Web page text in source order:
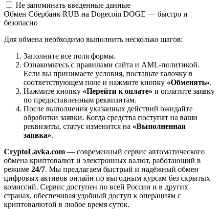
Не запоминать введенные данные
Обмен Сбербанк RUB на Dogecoin DOGE — быстро и
безопасно
Для обмена необходимо выполнить несколько шагов:
Заполните все поля формы.
Ознакомьтесь с правилами сайта и AML-политикой.
Если вы принимаете условия, поставьте галочку в
соответствующем поле и нажмите кнопку «Обменять».
Нажмите кнопку «Перейти к оплате» и оплатите заявку
по предоставленным реквизитам.
После выполнения указанных действий ожидайте
обработки заявки. Когда средства поступят на ваши
реквизиты, статус изменится на «Выполненная
заявка».
CryptoLavka.com — современный сервис автоматического
обмена криптовалют и электронных валют, работающий в
режиме 24/7. Мы предлагаем быстрый и надёжный обмен
цифровых активов онлайн по выгодным курсам без скрытых
комиссий. Сервис доступен по всей России и в других
странах, обеспечивая удобный доступ к операциям с
криптовалютой в любое время суток.